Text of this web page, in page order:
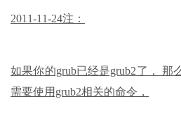
2011-11-24注：
如果你的grub已经是grub2了， 那
需要使用grub2相关的命令，